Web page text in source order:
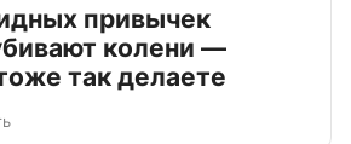
привычек
колени —
так делаете